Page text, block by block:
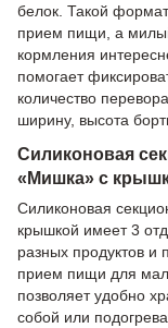
белок. Такой
прием пищи, а
кормления
помогает
количество
ширину, высота
Силиконовая
«Мишка» с
Силиконовая
крышкой имеет 3
разных продуктов и
прием пищи для
позволяет удобно
собой или